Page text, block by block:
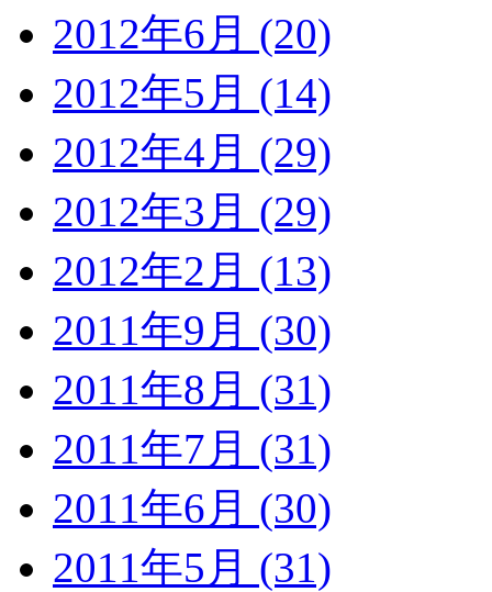
2012年6月 (20)
2012年5月 (14)
2012年4月 (29)
2012年3月 (29)
2012年2月 (13)
2011年9月 (30)
2011年8月 (31)
2011年7月 (31)
2011年6月 (30)
2011年5月 (31)